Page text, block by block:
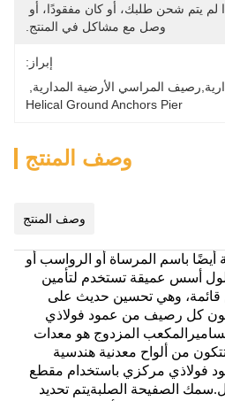
وصل مع مشاكل في المنتج.
إبراز:
المراسي الأرضية المدارية
Helical Ground Anchors Pier
وصف المنتج
وصف المنتج
أيضًا باسم المرساة أو الرواسب أو
أسس عميقة تستخدم لتأمين
وهي تحسين حديث على
كل رصيف من عمود فولاذي
المزدوج هو معدات
تتكون من ألواح معدنية هندسية
فولاذي مركزي باستخدام مقطع
الصفيحة الصلبةيتم تحديد